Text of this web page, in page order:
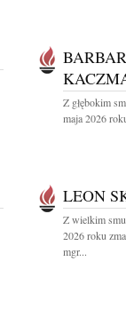
Z głębokim
maja 2026
LEON
Z wielkim
2026 roku
mgr...